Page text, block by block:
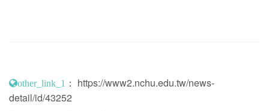
other_link_1 ： https://www2.nchu.edu.tw/news-
detail/id/43252